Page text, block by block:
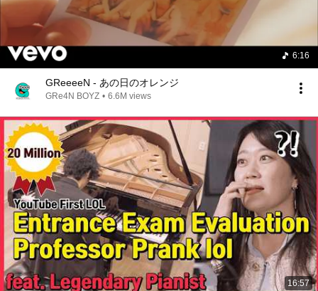
6:16
GReeeeN - あの日のオレンジ
GRe4N BOYZ • 6.6M views
16:57